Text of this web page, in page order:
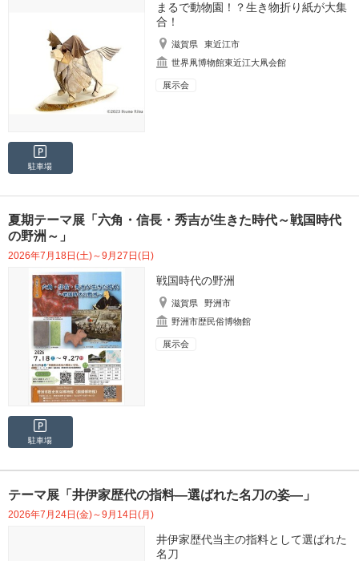
まるで動物園！？生き物折り紙が大集
合！
滋賀県
東近江市
世界凧博物館東近江大凧会館
展示会
駐車場
夏期テーマ展「六角・信長・秀吉が生きた時代～戦国時代
の野洲～」
2026年7月18日(土)～9月27日(日)
戦国時代の野洲
滋賀県
野洲市
野洲市歴民俗博物館
展示会
駐車場
テーマ展「井伊家歴代の指料―選ばれた名刀の姿―」
2026年7月24日(金)～9月14日(月)
井伊家歴代当主の指料として選ばれた
名刀